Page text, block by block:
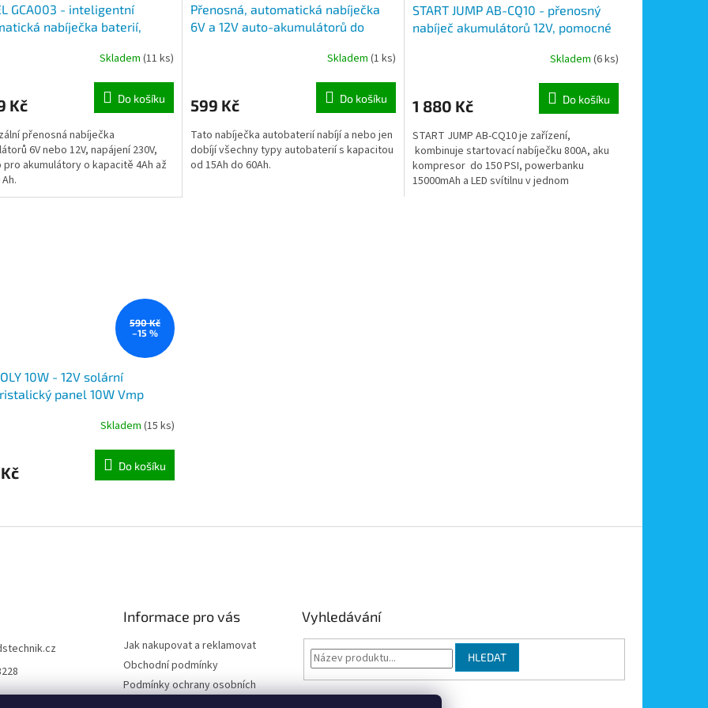
GCA003 - inteligentní
nabíječka baterií,
Skladem (11 ks)
Kč Do košíku
přenosná nabíječka
6V nebo 12V, napájení 230V,
pro akumulátory o kapacitě 4Ah až
Přenosná, automatická nabíječka
6V a 12V auto-akumulátorů do
Skladem (1 ks)
599 Kč Do košíku
Tato nabíječka autobaterií nabíjí a nebo jen
dobíjí všechny typy autobaterií s kapacitou
od 15Ah do 60Ah.
START JUMP AB-CQ10 - přenosný
nabíječ akumulátorů 12V, pomocné
powerbanka 15000mAh, nabíjení z
Skladem (6 ks)
1 880 Kč Do košíku
START JUMP AB-CQ10 je zařízení,
kombinuje startovací nabíječku 800A, aku
kompresor do 150 PSI, powerbanku
15000mAh a LED svítilnu v jednom
590 Kč
–15 %
10W - 12V solární
panel 10W Vmp
Skladem (15 ks)
Do košíku
v
y
Informace pro vás
Jak nakupovat a reklamovat
Obchodní podmínky
Podmínky ochrany osobních
údajů
Vyhledávání
HLEDAT